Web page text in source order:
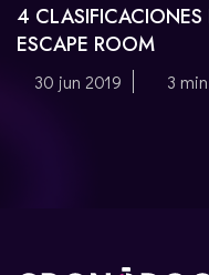
4 CLASIFICACIONES
ESCAPE ROOM
30 jun 2019 3 min